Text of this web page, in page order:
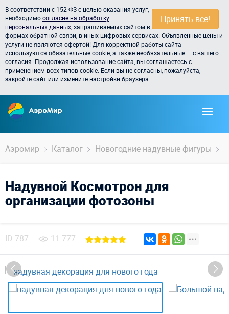
Принять всё!
В соответствии с 152-ФЗ с целью оказания услуг,
необходимосогласие на обработку
персональных данных , запрашиваемых сайтом в
формах обратной связи, в иных цифровых сервисах. Объявленные цены и
услуги не являются офертой! Для корректной работы сайта
используются обязательные cookie, а также необязательные — с вашего
согласия. Продолжая использование сайта, вы соглашаетесь с
применением всех типов cookie. Если вы не согласны, пожалуйста,
закройте сайт или измените настройки браузера.
Аэромир Каталог Новогодние надувные фигуры
Надувной Космотрон для
организации фотозоны
ID 787 11 777